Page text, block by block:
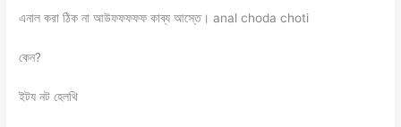
এনাল করা ঠিক না আউফফফফফ কাব্য আস্তে। anal choda choti
কেন?
ইটয নট হেলথি